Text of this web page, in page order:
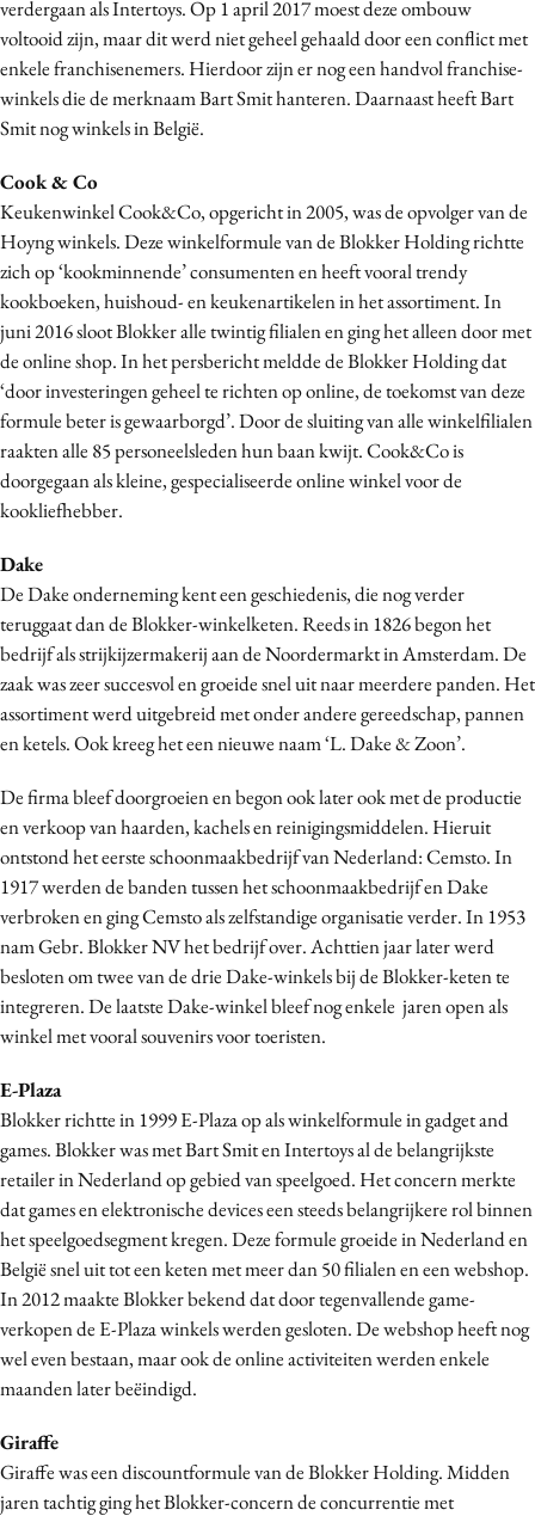
Martech
Media
Merkstrategie
Programmatic
Purpose Marketing
Reputatie & crisis
verdergaan als Intertoys. Op 1 april 2017 moest deze ombouw
voltooid zijn, maar dit werd niet geheel gehaald door een conflict met
enkele franchisenemers. Hierdoor zijn er nog een handvol franchise-
winkels die de merknaam Bart Smit hanteren. Daarnaast heeft Bart
Smit nog winkels in België.
Cook & Co
Keukenwinkel Cook&Co, opgericht in 2005, was de opvolger van de
Hoyng winkels. Deze winkelformule van de Blokker Holding richtte
zich op ‘kookminnende’ consumenten en heeft vooral trendy
kookboeken, huishoud- en keukenartikelen in het assortiment. In
juni 2016 sloot Blokker alle twintig filialen en ging het alleen door met
de online shop. In het persbericht meldde de Blokker Holding dat
‘door investeringen geheel te richten op online, de toekomst van deze
formule beter is gewaarborgd’. Door de sluiting van alle winkelfilialen
raakten alle 85 personeelsleden hun baan kwijt. Cook&Co is
doorgegaan als kleine, gespecialiseerde online winkel voor de
kookliefhebber.
Dake
De Dake onderneming kent een geschiedenis, die nog verder
teruggaat dan de Blokker-winkelketen. Reeds in 1826 begon het
bedrijf als strijkijzermakerij aan de Noordermarkt in Amsterdam. De
zaak was zeer succesvol en groeide snel uit naar meerdere panden. Het
assortiment werd uitgebreid met onder andere gereedschap, pannen
en ketels. Ook kreeg het een nieuwe naam ‘L. Dake & Zoon’.
De firma bleef doorgroeien en begon ook later ook met de productie
en verkoop van haarden, kachels en reinigingsmiddelen. Hieruit
ontstond het eerste schoonmaakbedrijf van Nederland: Cemsto. In
1917 werden de banden tussen het schoonmaakbedrijf en Dake
verbroken en ging Cemsto als zelfstandige organisatie verder. In 1953
nam Gebr. Blokker NV het bedrijf over. Achttien jaar later werd
besloten om twee van de drie Dake-winkels bij de Blokker-keten te
integreren. De laatste Dake-winkel bleef nog enkele jaren open als
winkel met vooral souvenirs voor toeristen.
E-Plaza
Blokker richtte in 1999 E-Plaza op als winkelformule in gadget and
games. Blokker was met Bart Smit en Intertoys al de belangrijkste
retailer in Nederland op gebied van speelgoed. Hetconcern merkte
dat games en elektronische devices een steeds belangrijkere rol binnen
het speelgoedsegment kregen. Deze formule groeide in Nederland en
België snel uit tot een keten met meer dan 50 filialen en een webshop.
In 2012 maakte Blokker bekend dat door tegenvallende game-
verkopen de E-Plaza winkels werden gesloten. De webshop heeft nog
wel even bestaan, maar ook de online activiteiten werden enkele
maanden later beëindigd.
Giraffe
Giraffe was een discountformule van de Blokker Holding. Midden
jaren tachtig ging het Blokker-concern de concurrentie met